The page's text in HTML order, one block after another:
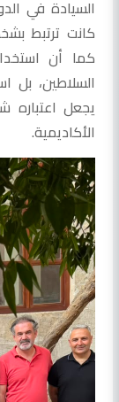
السيادة في
كانت ترتبط
كما أن
السلاطين، بل
يجعل اعتباره
الأكاديمية.